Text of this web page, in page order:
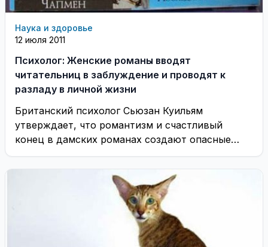
Наука и здоровье
12 июля 2011
Психолог: Женские романы вводят
читательниц в заблуждение и проводят к
разладу в личной жизни
Британский психолог Сьюзан Куильям
утверждает, что романтизм и счастливый
конец в дамских романах создают опасные
иллюзии, и женщины теряют контакт ...